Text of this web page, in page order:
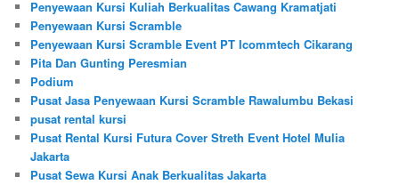
Penyewaan Kursi Kuliah Berkualitas Cawang Kramatjati
Penyewaan Kursi Scramble
Penyewaan Kursi Scramble Event PT Icommtech Cikarang
Pita Dan Gunting Peresmian
Podium
Pusat Jasa Penyewaan Kursi Scramble Rawalumbu Bekasi
pusat rental kursi
Pusat Rental Kursi Futura Cover Streth Event Hotel Mulia
Jakarta
Pusat Sewa Kursi Anak Berkualitas Jakarta